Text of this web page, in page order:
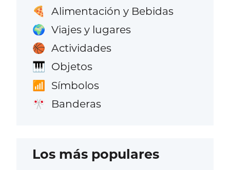
🍕 Alimentación y Bebidas
🌍 Viajes y lugares
🏀 Actividades
🎹 Objetos
📶 Símbolos
🎌 Banderas
Los más populares